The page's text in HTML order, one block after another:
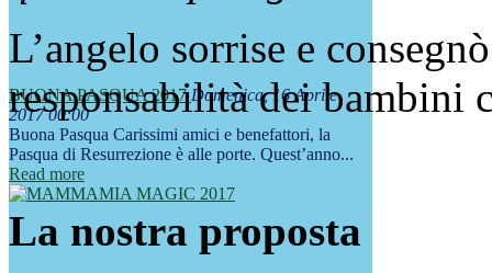
BUONA PASQUA 2017Domenica, 16 Aprile
2017 00:00
Buona Pasqua Carissimi amici e benefattori, la
Pasqua di Resurrezione è alle porte. Quest’anno...
Read more
L’angelo sorrise e
responsabilità dei bambini
La nostra proposta